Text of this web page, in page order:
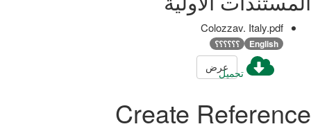
Colozzav. Italy.pdf
English ؟؟؟؟؟؟
تحميلعرض
Create Reference